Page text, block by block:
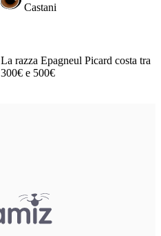
Castani
La razza Epagneul Picard costa tra
300€ e 500€